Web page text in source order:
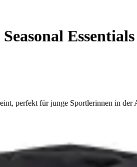
perfekt für junge Sportlerinnen in der